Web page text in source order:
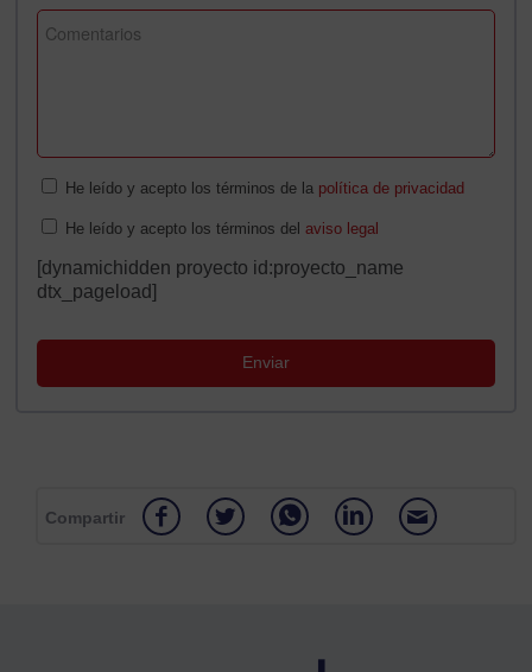
He leído y acepto los términos de la política de privacidad
He leído y acepto los términos delaviso legal
[dynamichidden proyecto id:proyecto_name
dtx_pageload]
Compartir